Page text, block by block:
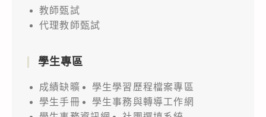
教師甄試
代理教師甄試
學生專區
成績缺曠
學生學習歷程檔案專區
學生手冊
學生事務與轉導工作網